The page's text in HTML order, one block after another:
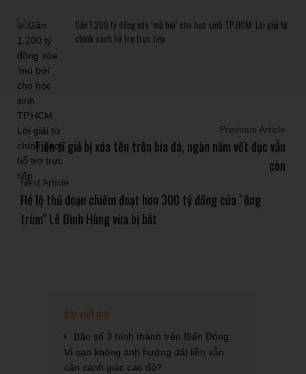
Gần 1.200 tỷ đồng xóa ‘mù bơi’ cho học sinh TP.HCM: Lời giải từ
chính sách hỗ trợ trực tiếp
Previous Article
Tiến sĩ giả bị xóa tên trên bia đá, ngàn năm vết đục vẫn
còn
Next Article
Hé lộ thủ đoạn chiếm đoạt hơn 300 tỷ đồng của “ông
trùm” Lê Đình Hùng vừa bị bắt
Bài viết mới
Bão số 3 hình thành trên Biển Đông:
Vì sao không ảnh hưởng đất liền vẫn
cần cảnh giác cao độ?